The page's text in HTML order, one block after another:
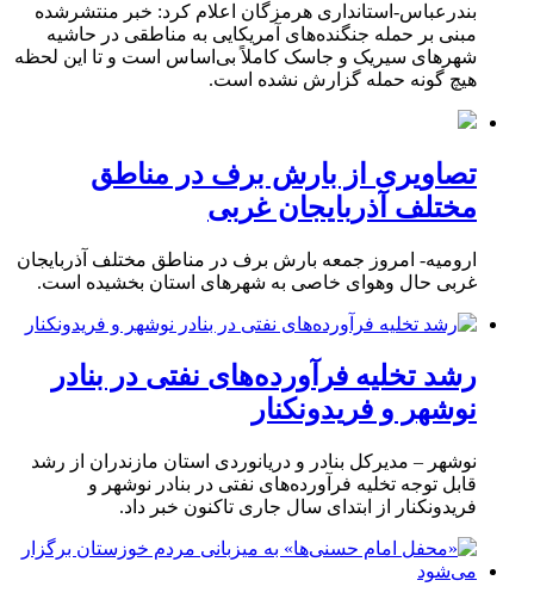
بندرعباس-استانداری هرمزگان اعلام کرد: خبر منتشرشده
مبنی بر حمله جنگنده‌های آمریکایی به مناطقی در حاشیه
شهرهای سیریک و جاسک کاملاً بی‌اساس است و تا این لحظه
هیچ گونه حمله گزارش نشده است.
تصاویری از بارش برف در مناطق
مختلف آذربایجان غربی
ارومیه- امروز جمعه بارش برف در مناطق مختلف آذربایجان
غربی حال وهوای خاصی به شهرهای استان بخشیده است.
رشد تخلیه فرآورده‌های نفتی در بنادر
نوشهر و فریدونکنار
نوشهر – مدیرکل بنادر و دریانوردی استان مازندران از رشد
قابل توجه تخلیه فرآورده‌های نفتی در بنادر نوشهر و
فریدونکنار از ابتدای سال جاری تاکنون خبر داد.